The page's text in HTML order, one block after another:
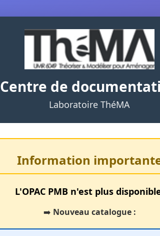
Centre de
Laboratoire ThéMA
Information
L'OPAC PMB n'est plus
➡️ Nouveau catalogue :